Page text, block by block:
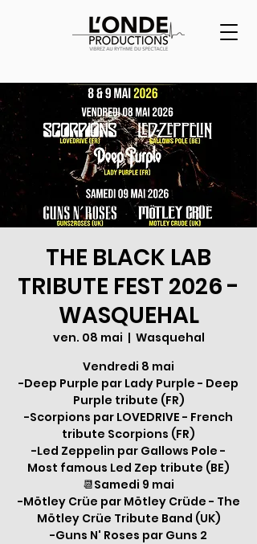
THE BLACK LAB
TRIBUTE FEST 2026 -
WASQUEHAL
ven. 08 mai
  |
Wasquehal
Vendredi 8 mai
-Deep Purple par Lady Purple - Deep
Purple tribute (FR)
-Scorpions par LOVEDRIVE - French
tribute Scorpions (FR)
-Led Zeppelin par Gallows Pole -
Most famous Led Zep tribute (BE)
📆Samedi 9 mai
-Mötley Crüe par Mötley Crüde - The
Mötley Crüe Tribute Band (UK)
-Guns N' Roses par Guns 2